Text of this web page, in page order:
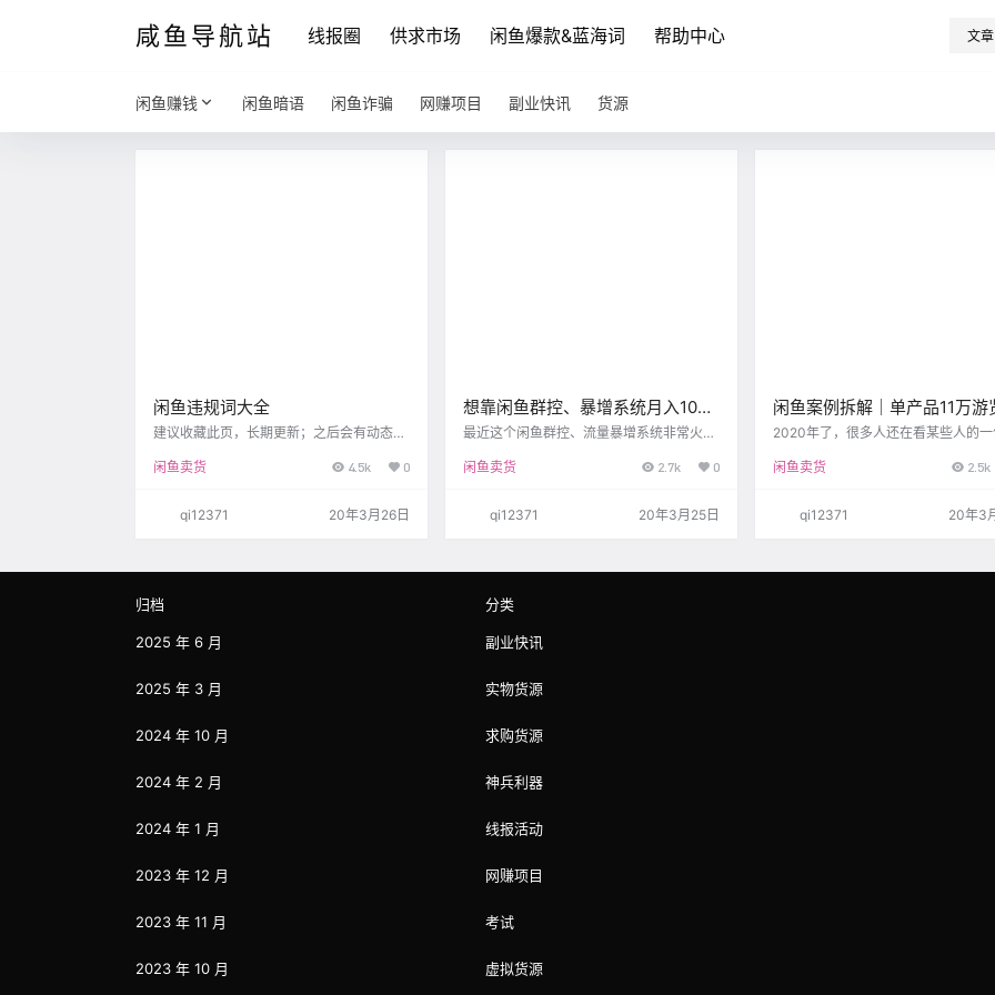
咸鱼导航站 线报圈 供求市场 闲鱼爆款&蓝海词 帮助中心 文章
闲鱼赚钱 闲鱼暗语 闲鱼诈骗 网赚项目 副业快讯 货源
闲鱼违规词大全
建议收藏此页，长期更新；之后会有动态识
包含了SB，不要用） ED（尤其注意LED包
（这个可以用毫升替代） 仿（带这个字极容
易被误判为假货） 国别，政治，党，天然，
关字样） 真皮，头层牛皮，猫眼石，钻石，
闲鱼卖货 4.5k 0
qi12371 20年3月26日
想靠闲鱼群控、暴增系统月入10
万？从原理解析这个系统是不是靠
最近这个闲鱼群控、流量暴增系统非常火
价排名；群里也有很多人在问：这个是不是
这个东西能不能用？哪些人适合用？ 群控、
云控如何实现？ 目前无论是群控还是云控，
版本。 这个很正常，如果每个版本都去做适
要。除非闲鱼客户端…
闲鱼卖货 2.7k 0
qi12371 20年3月25日
闲鱼案例拆解｜单产品11万游
+1.2万想要，发展垂直领域才
2020年了，很多人还在看某些人的一
分人通过这个方式赚到钱了，但是闲
了，看今天的案例拆解，寻找适合你
之路。 为什么无货源模式不行？ 你
一单就算赚几块钱，一天也有上百、
闲鱼卖货 2.5k
qi12371 20年3
归档
2025 年 6 月
2025 年 3 月
2024 年 10 月
2024 年 2 月
2024 年 1 月
2023 年 12 月
2023 年 11 月
2023 年 10 月
分类
副业快讯
实物货源
求购货源
神兵利器
线报活动
网赚项目
考试
虚拟货源